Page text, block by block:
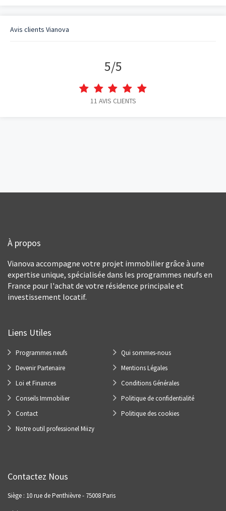
Avis clients Vianova
5/5
11 AVIS CLIENTS
À propos
Vianova accompagne votre projet immobilier grâce à une
expertise unique, spécialisée dans les programmes neufs en
France pour l'achat de votre résidence principale et
investissement locatif.
Liens Utiles
Programmes neufs
Devenir Partenaire
Loi et Finances
Conseils Immobilier
Contact
Notre outil professionel Miizy
Qui sommes-nous
Mentions Légales
Conditions Générales
Politique de confidentialité
Politique des cookies
Contactez Nous
Siège : 10 rue de Penthièvre - 75008 Paris